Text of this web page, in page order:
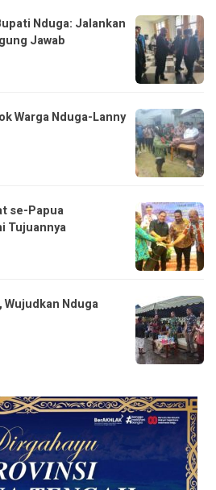
Nduga: Jalankan
Jawab
Warga Nduga-Lanny
se-Papua
Tujuannya
Wujudkan Nduga